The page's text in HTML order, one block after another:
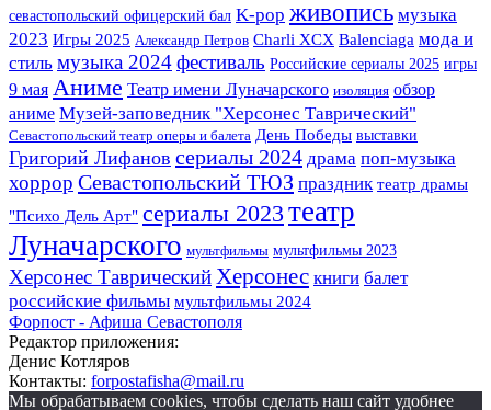
севастопольский офицерский бал K-pop живопись музыка
2023 Игры 2025 Александр Петров Charli XCX Balenciaga мода и
стиль музыка 2024фестиваль Российские сериалы 2025 игры
9 мая Аниме Театр имени Луначарского изоляция обзор
аниме Музей-заповедник "Херсонес Таврический"
Севастопольский театр оперы и балета День Победы выставки
Григорий Лифанов сериалы 2024 драма поп-музыка
хоррор Севастопольский ТЮЗ праздник театр драмы
"Психо Дель Арт" сериалы 2023 театр
Луначарского мультфильмы мультфильмы 2023
Херсонес Таврический Херсонес книги балет
российские фильмы мультфильмы 2024
Форпост - Афиша Севастополя
Редактор приложения:
Денис Котляров
Контакты: forpostafisha@mail.ru
Мы обрабатываем cookies, чтобы сделать наш сайт удобнее